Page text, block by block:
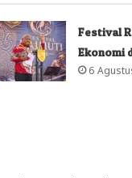
Festival
Ekonomi
6